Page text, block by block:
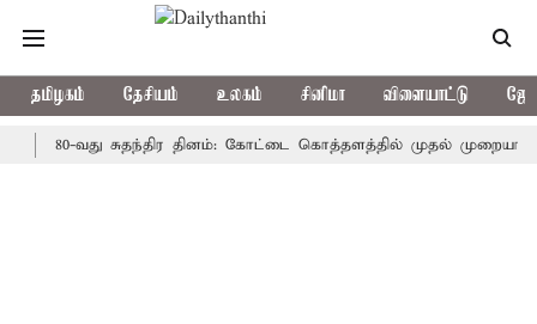
தமிழகம் தேசியம் உலகம் சினிமா விளையாட்டு
80-வது சுதந்திர தினம்: கோட்டை கொத்தளத்தில் முதல் முறையாக